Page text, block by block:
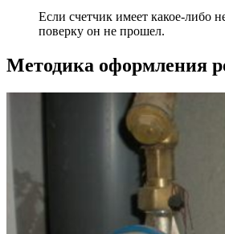
Если счетчик имеет какое-либо
поверку он не прошел.
Методика оформления